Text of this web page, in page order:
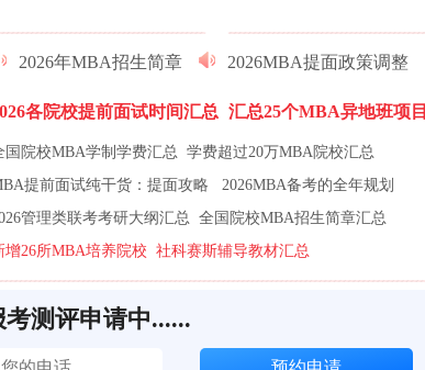
2026年MBA招生简章 2026MBA提面政策调整
各院校提前面试时间汇总 汇总25个MBA异地班项目
国院校MBA学制学费汇总 学费超过20万MBA院校汇总
提前面试纯干货：提面攻略
2026MBA备考的全年规划
管理类联考考研大纲汇总 全国院校MBA招生简章汇总
增26所MBA培养院校
社科赛斯辅导教材汇总
测评申请中......